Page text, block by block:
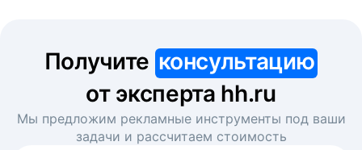
Получите консультацию
от эксперта hh.ru
Мы предложим рекламные инструменты под ваши
задачи и рассчитаем стоимость